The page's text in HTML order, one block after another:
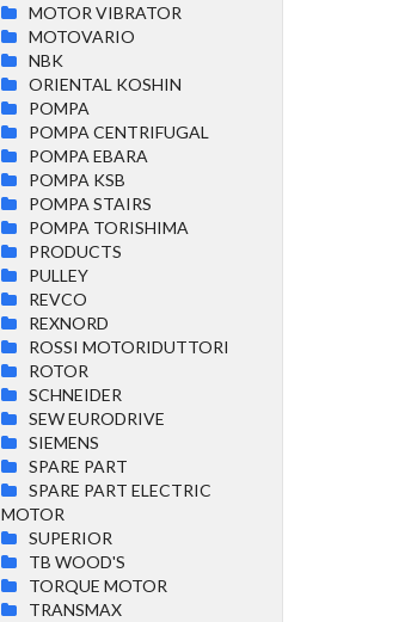
MOTOR VIBRATOR
MOTOVARIO
NBK
ORIENTAL KOSHIN
POMPA
POMPA CENTRIFUGAL
POMPA EBARA
POMPA KSB
POMPA STAIRS
POMPA TORISHIMA
PRODUCTS
PULLEY
REVCO
REXNORD
ROSSI MOTORIDUTTORI
ROTOR
SCHNEIDER
SEW EURODRIVE
SIEMENS
SPARE PART
SPARE PART ELECTRIC
MOTOR
SUPERIOR
TB WOOD'S
TORQUE MOTOR
TRANSMAX